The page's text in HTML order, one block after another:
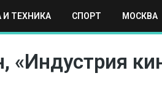
И ТЕХНИКА СПОРТ МОСКВА
МИР
«Индустрия